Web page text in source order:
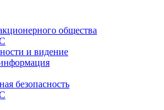
общества
и видение
безопасность